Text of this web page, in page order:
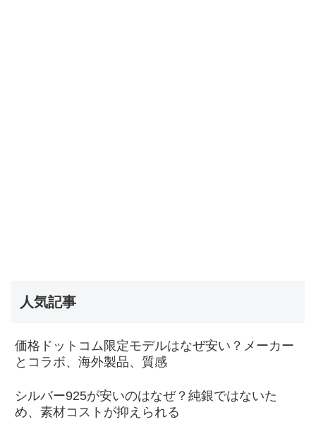
人気記事
価格ドットコム限定モデルはなぜ安い？メーカー
とコラボ、海外製品、質感
シルバー925が安いのはなぜ？純銀ではないた
め、素材コストが抑えられる